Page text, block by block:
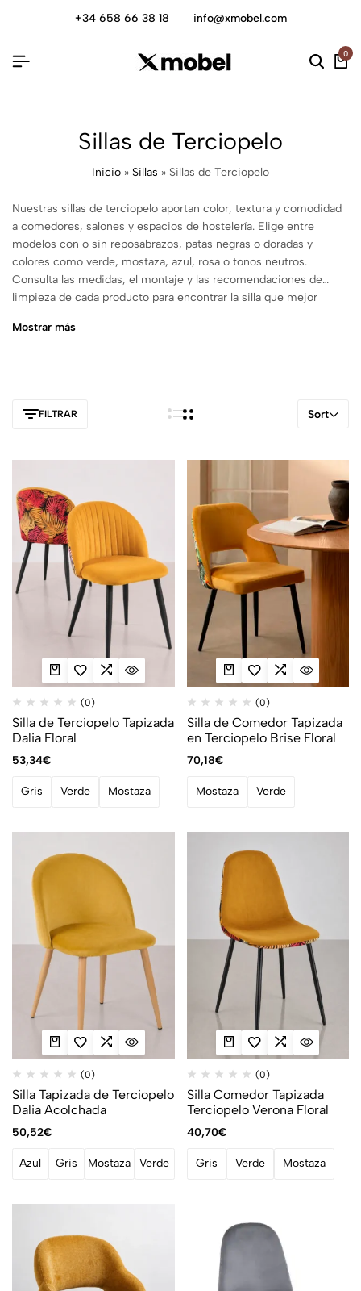
+34 658 66 38 18 info@xmobel.com
0
Sillas de Terciopelo
Inicio » Sillas » Sillas de Terciopelo
Nuestras sillas de terciopelo aportan color, textura y comodidad
a comedores, salones y espacios de hostelería. Elige entre
modelos con o sin reposabrazos, patas negras o doradas y
colores como verde, mostaza, azul, rosa o tonos neutros.
Consulta las medidas, el montaje y las recomendaciones de
limpieza de cada producto para encontrar la silla que mejor
Mostrar más
FILTRAR Sort
(0)
Silla de Terciopelo Tapizada
Dalia Floral
53,34€
Gris Verde Mostaza
(0)
Silla de Comedor Tapizada
en Terciopelo Brise Floral
70,18€
Mostaza Verde
(0)
Silla Tapizada de Terciopelo
Dalia Acolchada
50,52€
Azul Gris Mostaza Verde
(0)
Silla Comedor Tapizada
Terciopelo Verona Floral
40,70€
Gris Verde Mostaza